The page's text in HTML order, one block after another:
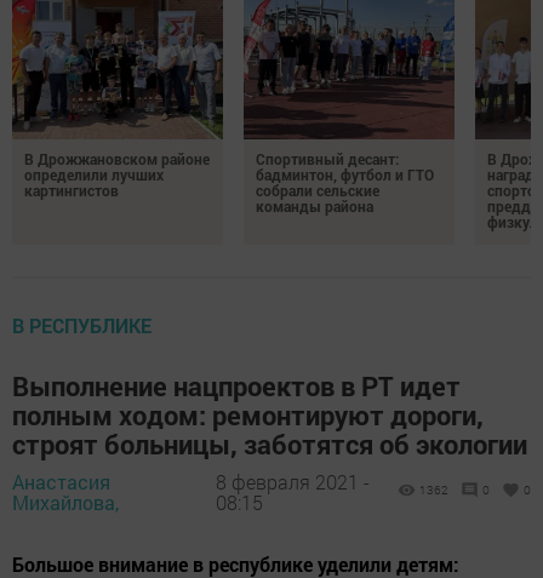
В Дрожжановском районе
определили лучших
картингистов
Спортивный десант:
бадминтон, футбол и ГТО
собрали сельские
команды района
В
В РЕСПУБЛИКЕ
Выполнение нацпроектов в РТ идет
полным ходом: ремонтируют дороги,
строят больницы, заботятся об экологии
Анастасия
Михайлова,
8 февраля 2021 -
08:15
1362 0 0
Большое внимание в республике уделили детям: